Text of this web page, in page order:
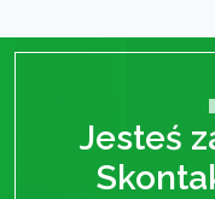
Jesteś